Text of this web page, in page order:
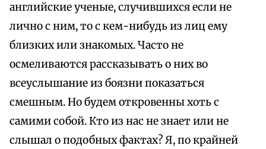
английские ученые, случившихся если не
лично с ним, то с кем-нибудь из лиц ему
близких или знакомых. Часто не
осмеливаются рассказывать о них во
всеуслышание из боязни показаться
смешным. Но будем откровенны хоть с
самими собой. Кто из нас не знает или не
слышал о подобных фактах? Я, по крайней